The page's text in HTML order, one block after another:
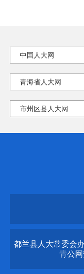
中国人大网
青海省人大网
市州区县人大网
都兰县人大常委会
青公网